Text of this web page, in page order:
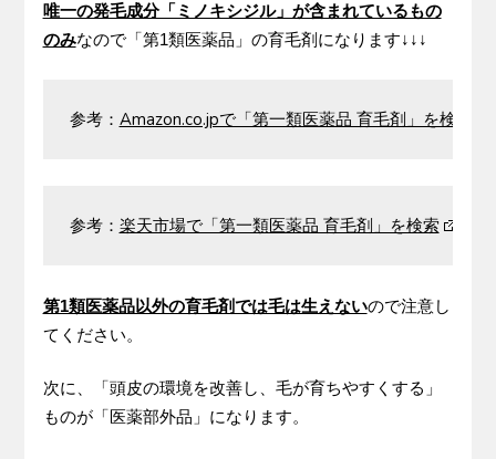
唯一の発毛成分「ミノキシジル」が含まれているもの
のみなので「第1類医薬品」の育毛剤になります↓↓↓
参考： Amazon.co.jpで「第一類医薬品 育毛剤」を検索
参考： 楽天市場で「第一類医薬品 育毛剤」を検索
第1類医薬品以外の育毛剤では毛は生えないので注意し
てください。
次に、「頭皮の環境を改善し、毛が育ちやすくする」
ものが「医薬部外品」になります。